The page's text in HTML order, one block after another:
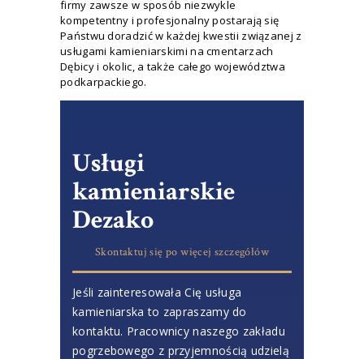
firmy zawsze w sposób niezwykle
kompetentny i profesjonalny postarają się
Państwu doradzić w każdej kwestii związanej z
usługami kamieniarskimi na cmentarzach
Dębicy i okolic, a także całego województwa
podkarpackiego.
Usługi
kamieniarskie
Dezako
Skontaktuj się po więcej szczegółów
Jeśli zainteresowała Cię usługa
kamieniarska to zapraszamy do
kontaktu. Pracownicy naszego zakładu
pogrzebowego z przyjemnością udzielą